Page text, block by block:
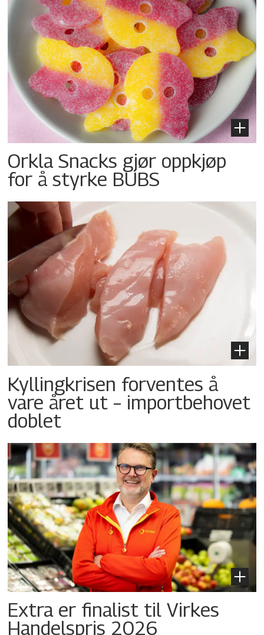
Orkla Snacks gjør oppkjøp
for å styrke BUBS
Kyllingkrisen forventes å
vare året ut – importbehovet
doblet
Extra er finalist til Virkes
Handelspris 2026